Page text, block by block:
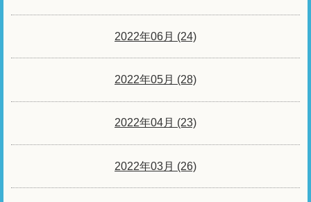
2022年06月 (24)
2022年05月 (28)
2022年04月 (23)
2022年03月 (26)